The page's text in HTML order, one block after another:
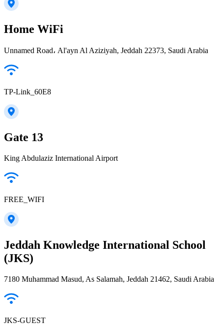
Home WiFi
Unnamed Road، Al'ayn Al Aziziyah, Jeddah 22373, Saudi Arabia
TP-Link_60E8
Gate 13
King Abdulaziz International Airport
FREE_WIFI
Jeddah Knowledge International School
(JKS)
7180 Muhammad Masud, As Salamah, Jeddah 21462, Saudi Arabia
JKS-GUEST